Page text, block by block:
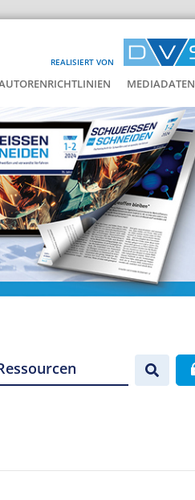
REALISIERT VON
MEDIADATEN